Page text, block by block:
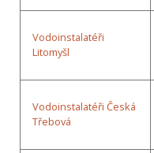
Vodoinstalatéři
Litomyšl
Vodoinstalatéři Česká
Třebová